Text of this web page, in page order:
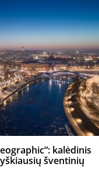
kalėdinis
šventinių